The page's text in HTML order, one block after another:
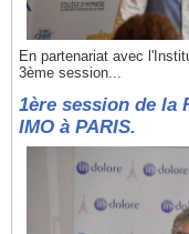
En partenariat avec
3ème session...
1ère session de la
IMO à PARIS.